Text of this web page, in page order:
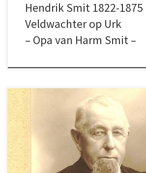
Hendrik Smit 1822-1875
Veldwachter op Urk
– Opa van Harm Smit –
Lammert, zoon van de befaamde
veldwachter, miste op
gemeenschapsleven en